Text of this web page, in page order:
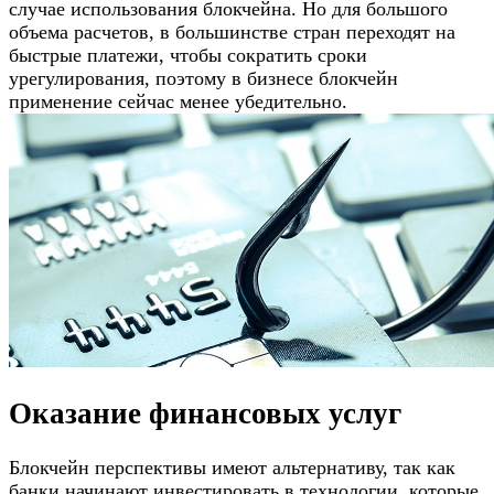
случае использования блокчейна. Но для большого
объема расчетов, в большинстве стран переходят на
быстрые платежи, чтобы сократить сроки
урегулирования, поэтому в бизнесе блокчейн
применение сейчас менее убедительно.
Оказание финансовых услуг
Блокчейн перспективы имеют альтернативу, так как